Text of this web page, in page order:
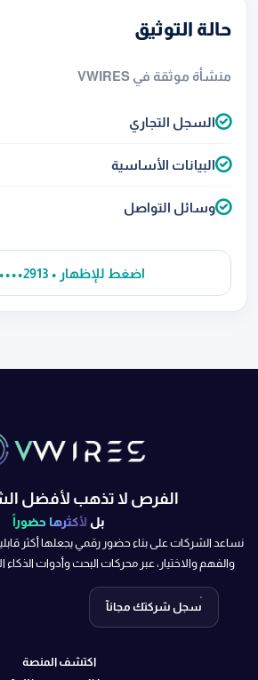
حالة التوثيق
منشأة موثقة في VWIRES
السجل التجاري
البيانات الأساسية
وسائل التواصل
••••••••2913 • اضغط للإظهار
الفرص لا تذهب لأفضل
بل لأكثرها حضوراً
نساعد الشركات على بناء حضور رقمي يجعلها أكثر
والفهم والاختيار، عبر محركات البحث وأدوات
سجل شركتك مجانآ
اكتشف المنصة